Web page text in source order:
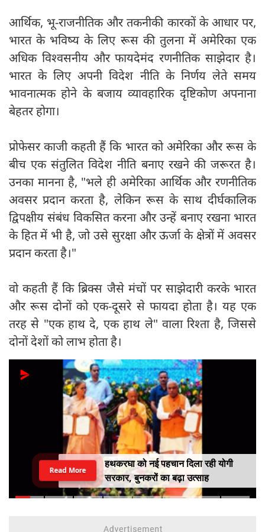
आर्थिक, भू-राजनीतिक और तकनीकी कारकों के आधार पर,
भारत के भविष्य के लिए रूस की तुलना में अमेरिका एक
अधिक विश्वसनीय और फायदेमंद रणनीतिक साझेदार है।
भारत के लिए अपनी विदेश नीति के निर्णय लेते समय
भावनात्मक होने के बजाय व्यावहारिक दृष्टिकोण अपनाना
बेहतर होगा।
प्रोफेसर काजी कहती हैं कि भारत को अमेरिका और रूस के
बीच एक संतुलित विदेश नीति बनाए रखने की जरूरत है।
उनका मानना है, "भले ही अमेरिका आर्थिक और रणनीतिक
अवसर प्रदान करता है, लेकिन रूस के साथ दीर्घकालिक
द्विपक्षीय संबंध विकसित करना और उन्हें बनाए रखना भारत
के हित में भी है, जो उसे सुरक्षा और ऊर्जा के क्षेत्रों में अवसर
प्रदान करता है।"
वो कहती हैं कि ब्रिक्स जैसे मंचों पर साझेदारी करके भारत
और रूस दोनों को एक-दूसरे से फायदा होता है। यह एक
तरह से "एक हाथ दे, एक हाथ ले" वाला रिश्ता है, जिससे
दोनों देशों को लाभ होता है।
हथकरघा को नई पहचान दिला रही योगी
सरकार, बुनकरों का बढ़ा उत्साह
Read More